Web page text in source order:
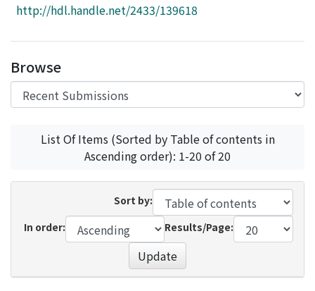
http://hdl.handle.net/2433/139618
Browse
List Of Items (Sorted by Table of contents in
Ascending order): 1-20 of 20
Sort by:
In order:
Results/Page:
Update